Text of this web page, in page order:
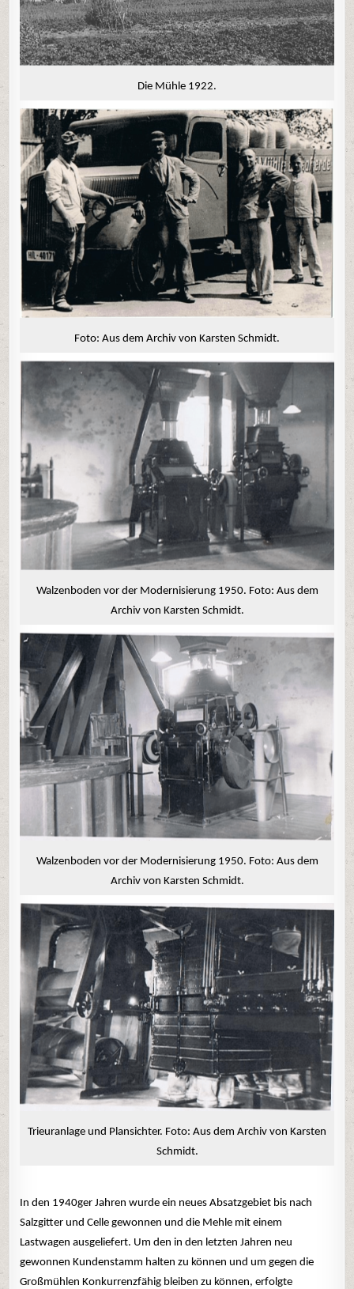
Die Mühle 1922.
Foto: Aus dem Archiv von Karsten Schmidt.
Walzenboden vor der Modernisierung 1950. Foto: Aus dem
Archiv von Karsten Schmidt.
Walzenboden vor der Modernisierung 1950. Foto: Aus dem
Archiv von Karsten Schmidt.
Trieuranlage und Plansichter. Foto: Aus dem Archiv von Karsten
Schmidt.
In den 1940ger Jahren wurde ein neues Absatzgebiet bis nach
Salzgitter und Celle gewonnen und die Mehle mit einem
Lastwagen ausgeliefert. Um den in den letzten Jahren neu
gewonnen Kundenstamm halten zu können und um gegen die
Großmühlen Konkurrenzfähig bleiben zu können, erfolgte